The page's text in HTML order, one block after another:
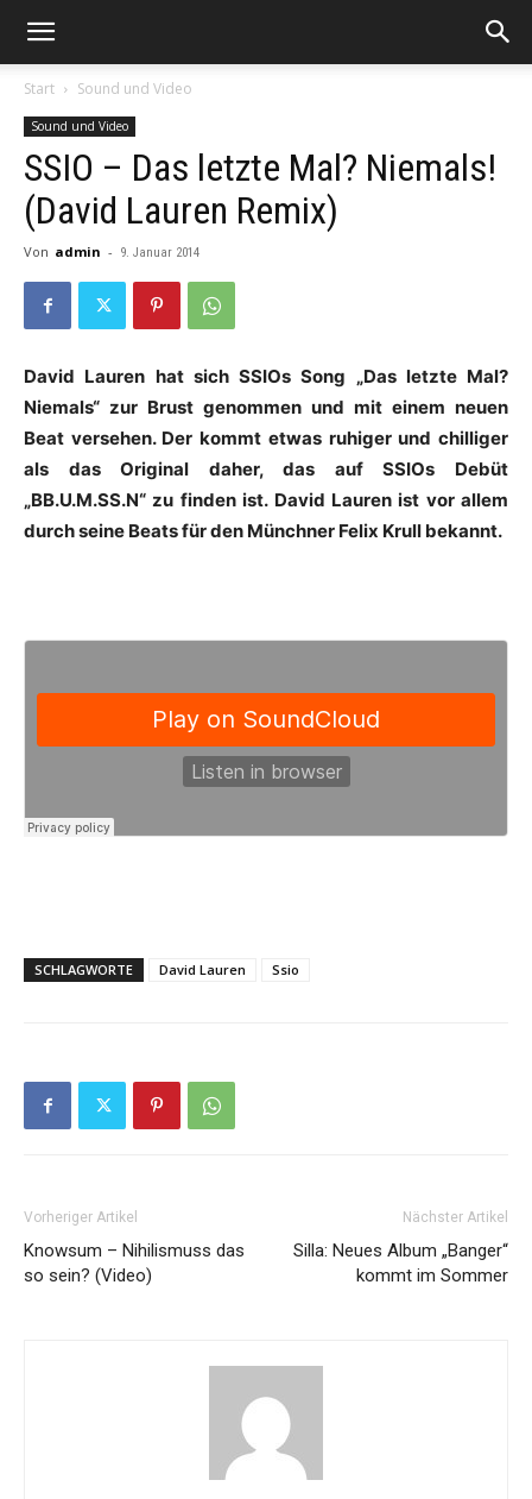
Start Sound und Video
Sound und Video
SSIO – Das letzte Mal? Niemals!
(David Lauren Remix)
Von admin - 9. Januar 2014
David Lauren hat sich SSIOs Song „Das letzte Mal?
Niemals“ zur Brust genommen und mit einem neuen
Beat versehen. Der kommt etwas ruhiger und chilliger
als das Original daher, das auf SSIOs Debüt
„BB.U.M.SS.N“ zu finden ist. David Lauren ist vor allem
durch seine Beats für den Münchner Felix Krull bekannt.
SCHLAGWORTE David Lauren Ssio
Vorheriger Artikel
Knowsum – Nihilismuss das
so sein? (Video)
Nächster Artikel
Silla: Neues Album „Banger“
kommt im Sommer